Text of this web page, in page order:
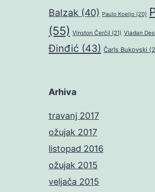
Balzak (40) Paulo Koeljo (20)
(55) Vinston Čerčil (21) Vladan
Đinđić (43) Čarls Bukovski
Arhiva
travanj 2017
ožujak 2017
listopad 2016
ožujak 2015
veljača 2015